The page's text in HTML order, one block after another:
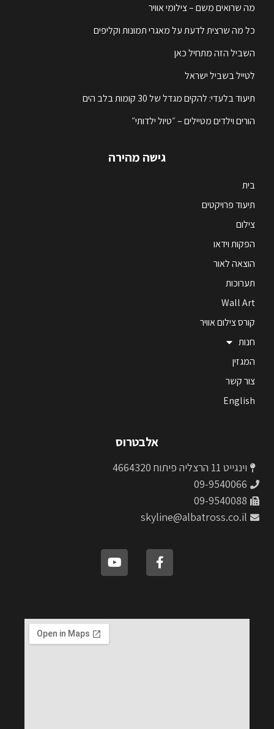
מה שרואים משם – צילומי אוויר
כל מה שרצית לדעת על מאגרי תמונות וקליפים
השביל הזה מתחיל כאן
לטייל בשביל ישראל
תיעוד בלעדי: להקים מגדל של 30 קומות בלב הים
הורים וילדים מטיילים – ״טיול ילדותי״
גישה מהירה
בית
תיעוד פרויקטים
צילום
הפקות וידאו
הוצאה לאור
תערוכות
Wall Art
קורס צילום אוויר
חנות
המגזין
צור קשר
English
אלבטרוס
וינגייט 11 הרצליה פיתוח 4664320
09-9540066
09-9540088
skyline@albatross.co.il